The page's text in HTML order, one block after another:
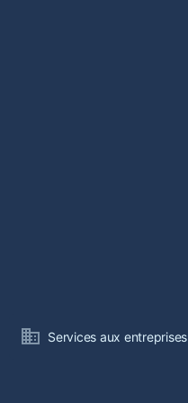
Services aux entreprises